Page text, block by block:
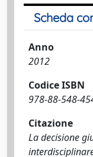
Scheda
Anno
2012
Codice ISBN
978-88-548-
Citazione
La decisione